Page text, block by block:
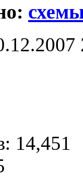
14,451